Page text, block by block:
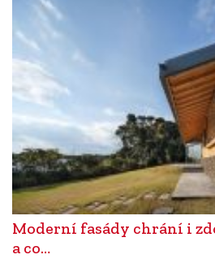
Moderní fasády chrání i
a co…